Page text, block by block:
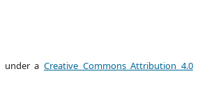
under aCreative Commons Attribution 4.0